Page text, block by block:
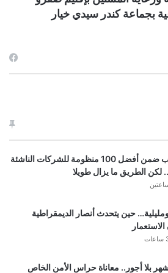
بجماعة كندر سيدي خيار
المغرب ضمن أفضل 100 منظومة للشركات الناشئة
لكن الطريق ما يزال طويلا
حين يتحدث أنصار الديمقراطية
بلا أجور.. معاناة حراس الأمن الخاص